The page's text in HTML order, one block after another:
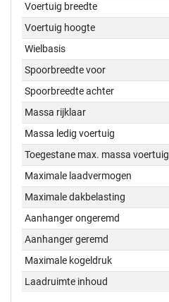
Voertuig breedte
Voertuig hoogte
Wielbasis
Spoorbreedte voor
Spoorbreedte achter
Massa rijklaar
Massa ledig voertuig
Toegestane max. massa voertuig
Maximale laadvermogen
Maximale dakbelasting
Aanhanger ongeremd
Aanhanger geremd
Maximale kogeldruk
Laadruimte inhoud